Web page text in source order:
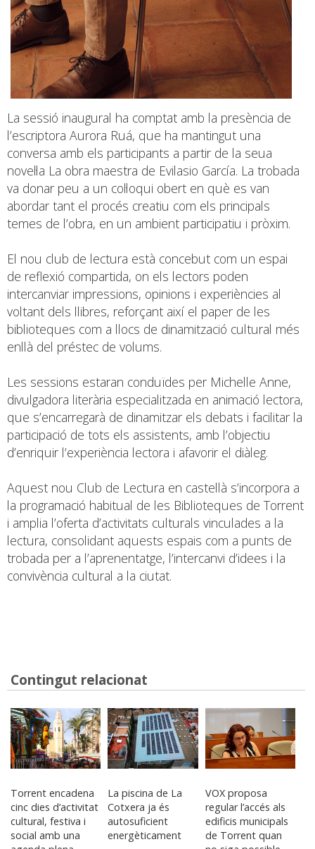
La sessió inaugural ha comptat amb la presència de
l’escriptora Aurora Ruá, que ha mantingut una
conversa amb els participants a partir de la seua
novel·la La obra maestra de Evilasio García. La trobada
va donar peu a un col·loqui obert en què es van
abordar tant el procés creatiu com els principals
temes de l’obra, en un ambient participatiu i pròxim.
El nou club de lectura està concebut com un espai
de reflexió compartida, on els lectors poden
intercanviar impressions, opinions i experiències al
voltant dels llibres, reforçant així el paper de les
biblioteques com a llocs de dinamització cultural més
enllà del préstec de volums.
Les sessions estaran conduïdes per Michelle Anne,
divulgadora literària especialitzada en animació lectora,
que s’encarregarà de dinamitzar els debats i facilitar la
participació de tots els assistents, amb l’objectiu
d’enriquir l’experiència lectora i afavorir el diàleg.
Aquest nou Club de Lectura en castellà s’incorpora a
la programació habitual de les Biblioteques de Torrent
i amplia l’oferta d’activitats culturals vinculades a la
lectura, consolidant aquests espais com a punts de
trobada per a l’aprenentatge, l’intercanvi d’idees i la
convivència cultural a la ciutat.
Contingut relacionat
Torrent encadena
cinc dies d’activitat
cultural, festiva i
social amb una
La piscina de La
Cotxera ja és
autosuficient
energèticament
VOX proposa
regular l’accés als
edificis municipals
de Torrent quan